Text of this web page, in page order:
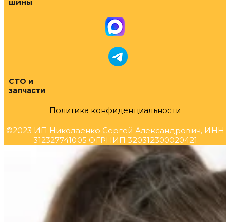
шины
СТО и
запчасти
Политика конфиденциальности
©2023 ИП Николаенко Сергей Александрович, ИНН
312327741005 ОГРНИП 320312300020421